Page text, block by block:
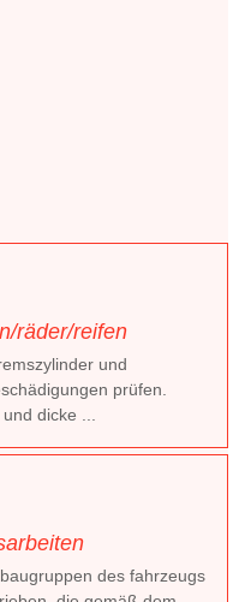
räder/reifen
und
prüfen.
dicke ...
des fahrzeugs